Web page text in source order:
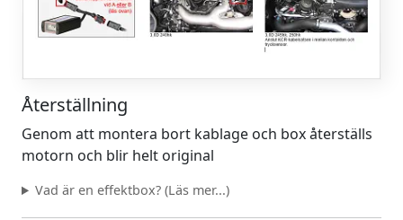
Återställning
Genom att montera bort kablage och box återställs
motorn och blir helt original
Vad är en effektbox? (Läs mer...)